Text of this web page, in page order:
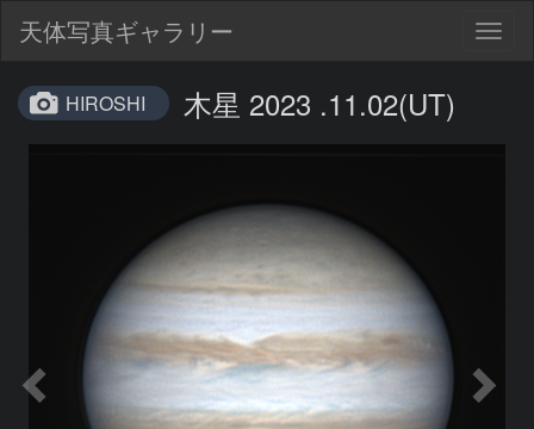
天体写真ギャラリー
HIROSHI 木星 2023 .11.02(UT)